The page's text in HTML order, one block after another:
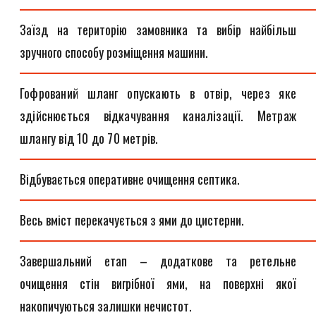
Заїзд на територію замовника та вибір найбільш
зручного способу розміщення машини.
Гофрований шланг опускають в отвір, через яке
здійснюється відкачування каналізації. Метраж
шлангу від 10 до 70 метрів.
Відбувається оперативне очищення септика.
Весь вміст перекачується з ями до цистерни.
Завершальний етап – додаткове та ретельне
очищення стін вигрібної ями, на поверхні якої
накопичуються залишки нечистот.